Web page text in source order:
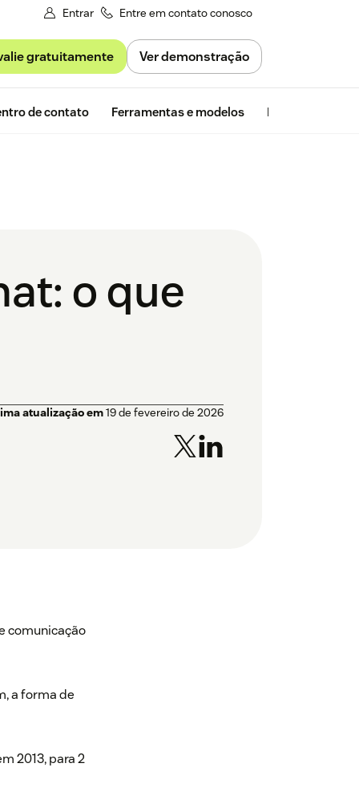
Entrar Entre em contato conosco
gratuitamente Ver demonstração
de contato Ferramentas e modelos Insights da
o que
atualização em19 de fevereiro de 2026
comunicação
a forma de
2013, para 2